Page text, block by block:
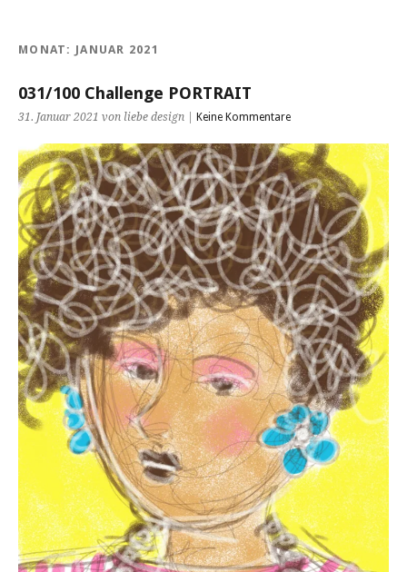
MONAT: JANUAR 2021
031/100 Challenge PORTRAIT
31. Januar 2021 von liebe design | Keine Kommentare